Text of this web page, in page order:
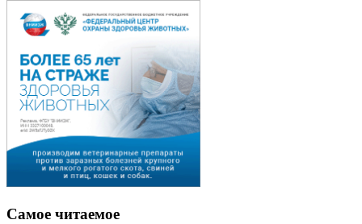
Самое читаемое